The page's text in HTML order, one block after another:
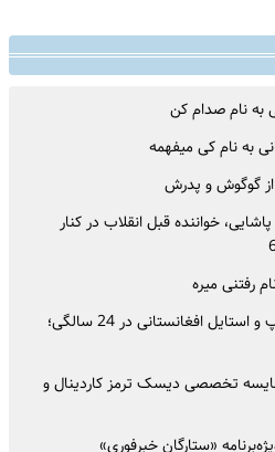
به نام صدام کن
به نام کی میفهمه
گوگوش و پدرش
خواننده قبل انقلاب در کنار
رفتنی میره
سفر به گذشته؛ گوگوش با تیپ و استایل افغانستانی در 24 سالگی؛
تخصصی دیسک ترمز کاردینال و
«ستارگان خبرفوری»